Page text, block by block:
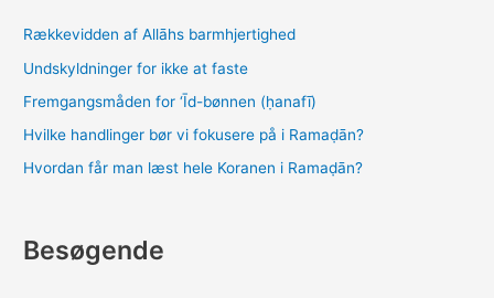
Rækkevidden af Allāhs barmhjertighed
Undskyldninger for ikke at faste
Fremgangsmåden for ‘Īd-bønnen (ḥanafī)
Hvilke handlinger bør vi fokusere på i Ramaḍān?
Hvordan får man læst hele Koranen i Ramaḍān?
Besøgende